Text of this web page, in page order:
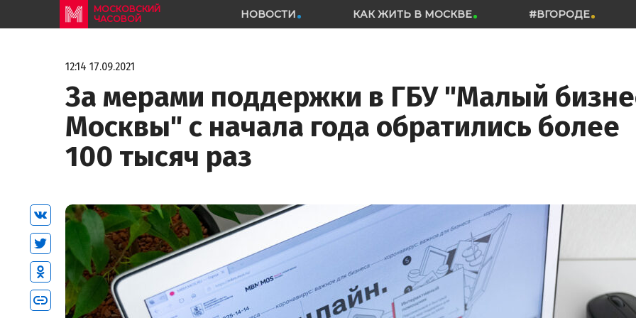
МОСКОВСКИЙ
ЧАСОВОЙ
НОВОСТИ КАК ЖИТЬ В МОСКВЕ #ВГОРОДЕ
12:14 17.09.2021
За мерами поддержки в ГБУ "Малый
Москвы" с начала года обратились более
100 тысяч раз